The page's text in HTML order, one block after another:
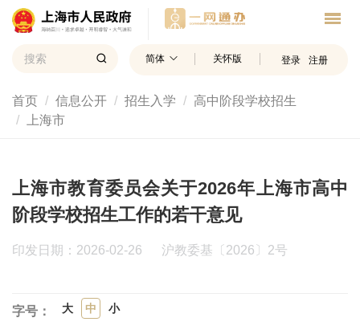
简体 关怀版 登录 注册
首页 信息公开 招生入学
高中阶段学校招生
上海市
上海市教育委员会关于2026年上海市高中
阶段学校招生工作的若干意见
印发日期：2026-02-26 沪教委基〔2026〕2号
字号： 大 中 小